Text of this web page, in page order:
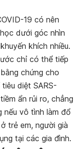
19 có nên
dưới góc nhìn
khích nhiều.
chỉ có thể tiếp
chứng cho
diệt SARS-
ẩn rủi ro, chẳng
nếu vô tình làm đổ
trẻ em, người già
tại các gia đình.